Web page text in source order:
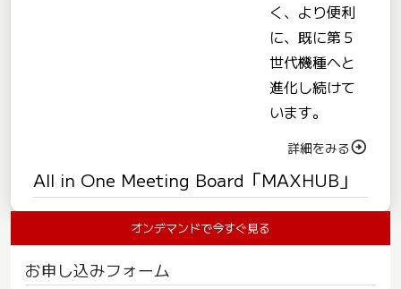
く、より便利
に、既に第５
世代機種へと
進化し続けて
います。
詳細をみる
All in One Meeting Board「MAXHUB」
オンデマンドで今すぐ見る
お申し込みフォーム